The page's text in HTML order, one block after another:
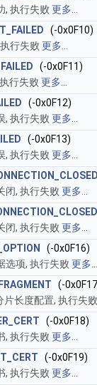
, 执行失败 更多...
(-0x0F10)
行失败 更多...
(-0x0F11)
行失败 更多...
(-0x0F12)
, 执行失败 更多...
(-0x0F13)
, 执行失败 更多...
闭, 执行失败 更多...
闭, 执行失败 更多...
(-0x0F16)
选项, 执行失败 更多...
(-
片长度配置, 执行失
(-0x0F18)
, 执行失败 更多...
(-0x0F19)
, 执行失败 更多...